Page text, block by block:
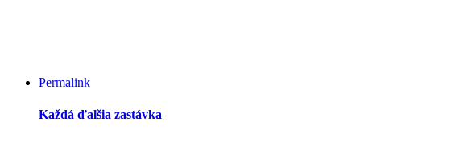
Permalink
Každá ďalšia zastávka